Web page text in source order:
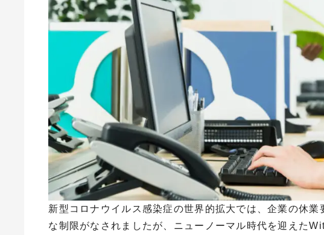
新型コロナウイルス感染症の世界的拡大では、企業の休
な制限がなされましたが、ニューノーマル時代を迎えた